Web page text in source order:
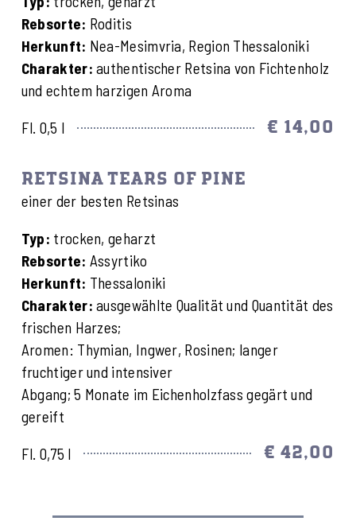
Rebsorte: Roditis
Herkunft: Nea-Mesimvria, Region Thessaloniki
Charakter:authentischer Retsina von Fichtenholz
und echtem harzigen Aroma
Fl. 0,5 l € 14,00
RETSINA TEARS OF PINE
einer der besten Retsinas
Typ: trocken, geharzt
Rebsorte: Assyrtiko
Herkunft: Thessaloniki
Charakter: ausgewählte Qualität und Quantität des
frischen Harzes;
Aromen: Thymian, Ingwer, Rosinen; langer
fruchtiger und intensiver
Abgang; 5 Monate im Eichenholzfass gegärt und
gereift
Fl. 0,75 l € 42,00